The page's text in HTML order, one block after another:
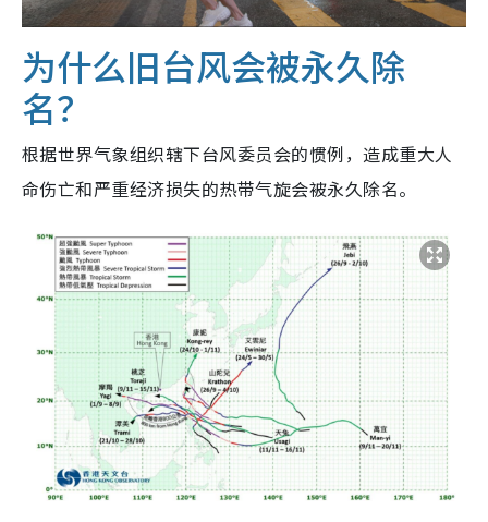
为什么旧台风会被永久除
名？
根据世界气象组织辖下台风委员会的惯例，造成重大人
命伤亡和严重经济损失的热带气旋会被永久除名。